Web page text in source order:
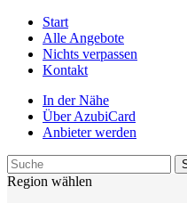
Start
Alle Angebote
Nichts verpassen
Kontakt
In der Nähe
Über AzubiCard
Anbieter werden
Region wählen